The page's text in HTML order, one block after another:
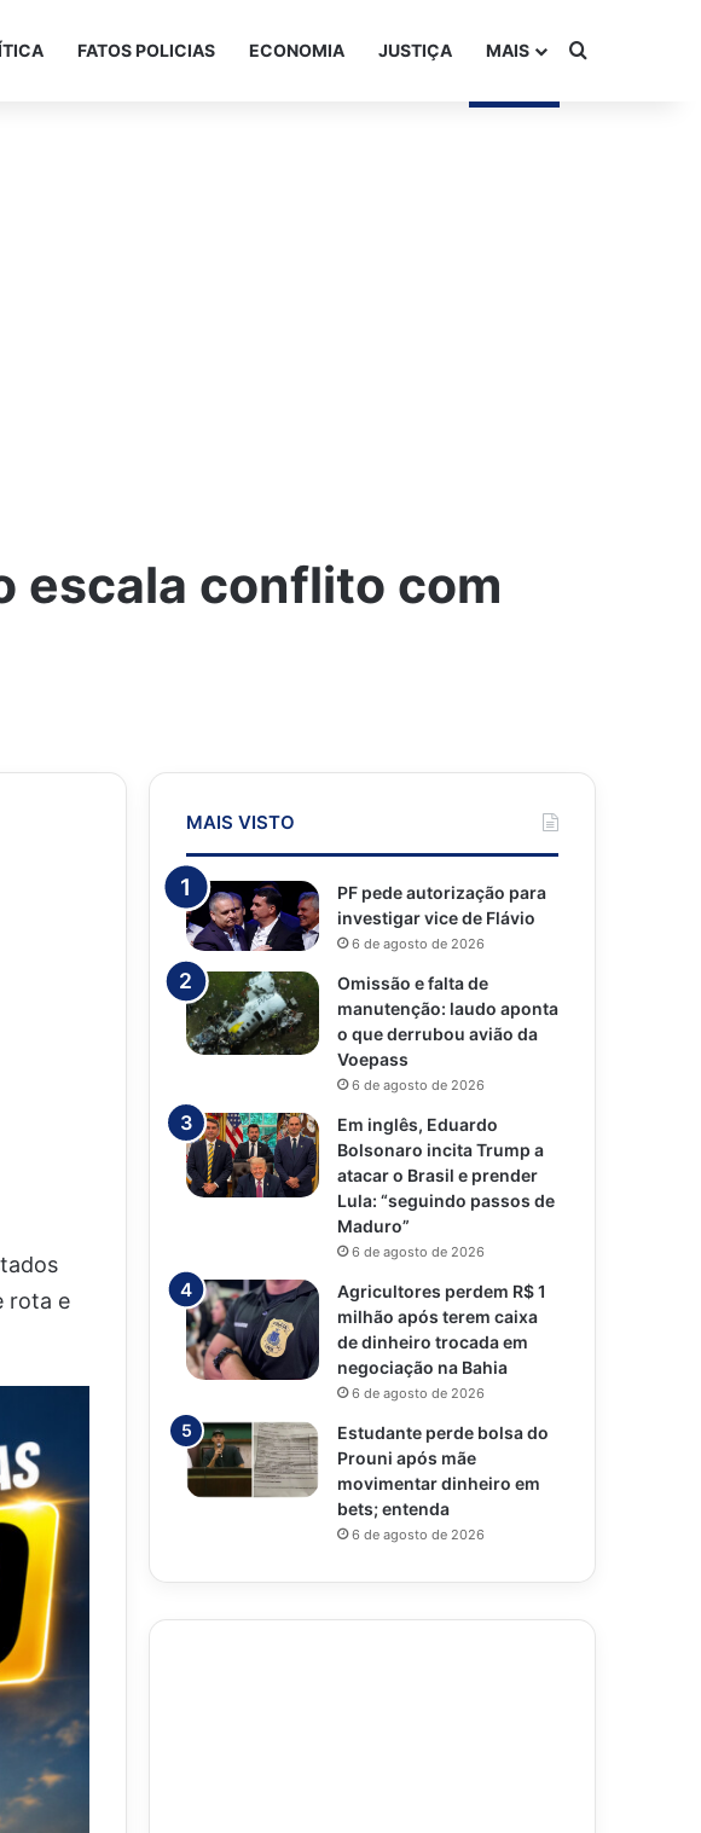
FATOS POLICIAS ECONOMIA JUSTIÇA MAIS Procurar por
escala conflito com
rota e
MAIS VISTO
PF pede autorização para
investigar vice de Flávio
6 de agosto de 2026
Omissão e falta de
manutenção: laudo aponta
o que derrubou avião da
Voepass
6 de agosto de 2026
Em inglês, Eduardo
Bolsonaro incita Trump a
atacar o Brasil e prender
Lula: “seguindo passos de
Maduro”
6 de agosto de 2026
Agricultores perdem R$ 1
milhão após terem caixa
de dinheiro trocada em
negociação na Bahia
6 de agosto de 2026
Estudante perde bolsa do
Prouni após mãe
movimentar dinheiro em
bets; entenda
6 de agosto de 2026